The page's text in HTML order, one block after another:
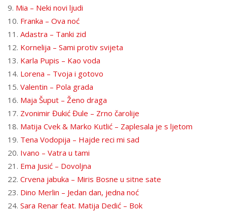
9. Mia – Neki novi ljudi
10. Franka – Ova noć
11. Adastra – Tanki zid
12. Kornelija – Sami protiv svijeta
13. Karla Pupis – Kao voda
14. Lorena – Tvoja i gotovo
15. Valentin – Pola grada
16. Maja Šuput – Ženo draga
17. Zvonimir Đukić Đule – Zrno čarolije
18. Matija Cvek & Marko Kutlić – Zaplesala je s ljetom
19. Tena Vodopija – Hajde reci mi sad
20. Ivano – Vatra u tami
21. Ema Jusić – Dovoljna
22. Crvena jabuka – Miris Bosne u sitne sate
23. Dino Merlin – Jedan dan, jedna noć
24. Sara Renar feat. Matija Dedić – Bok